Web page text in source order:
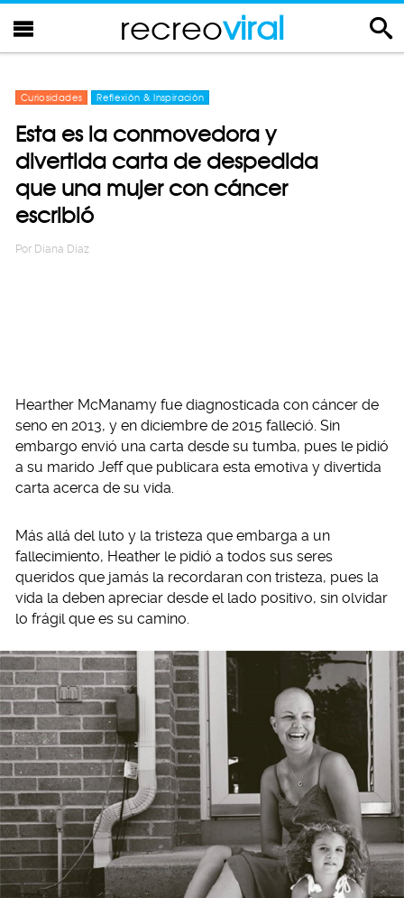
recreoviral
Curiosidades Reflexión & Inspiración
Esta es la conmovedora y
divertida carta de despedida
que una mujer con cáncer
escribió
Por Diana Diaz
Hearther McManamy fue diagnosticada con cáncer de
seno en 2013, y en diciembre de 2015 falleció. Sin
embargo envió una carta desde su tumba, pues le pidió
a su marido Jeff que publicara esta emotiva y divertida
carta acerca de su vida.
Más allá del luto y la tristeza que embarga a un
fallecimiento, Heather le pidió a todos sus seres
queridos que jamás la recordaran con tristeza, pues la
vida la deben apreciar desde el lado positivo, sin olvidar
lo frágil que es su camino.